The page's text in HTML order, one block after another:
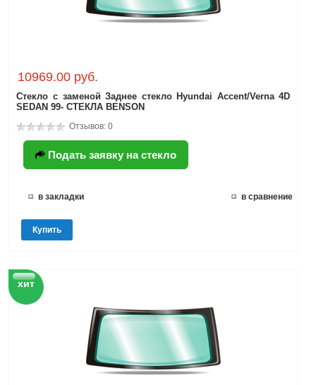
10969.00 руб.
Стекло с заменой Заднее стекло Hyundai Accent/Verna 4D
SEDAN 99- СТЕКЛА BENSON
Отзывов: 0
Подать заявку на стекло
в закладки в сравнение
Купить
хит